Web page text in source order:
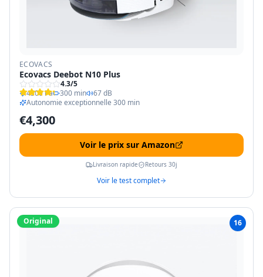
ECOVACS
Ecovacs Deebot N10 Plus
4.3/5
4300 Pa
300 min
67 dB
Autonomie exceptionnelle 300 min
€4,300
Voir le prix sur Amazon
Livraison rapide Retours 30j
Voir le test complet
Original 16